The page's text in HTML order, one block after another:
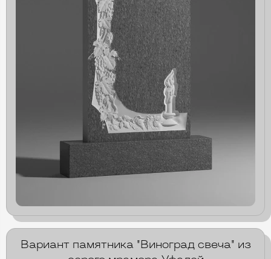
Вариант памятника "Виноград свеча" из